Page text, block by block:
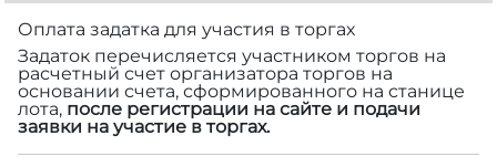
Оплата задатка для участия в торгах
Задаток перечисляется участником торгов на
расчетный счет организатора торгов на
основании счета, сформированного на станице
лота, после регистрации на сайте и подачи
заявки на участие в торгах.